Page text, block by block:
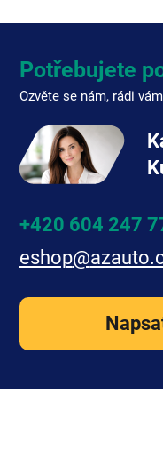
Potřebujete
Ozvěte se nám, rádi
+420 604 247
eshop@